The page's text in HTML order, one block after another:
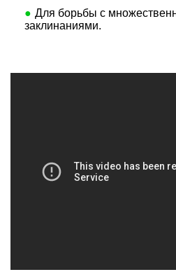
Для борьбы с
заклинаниями.